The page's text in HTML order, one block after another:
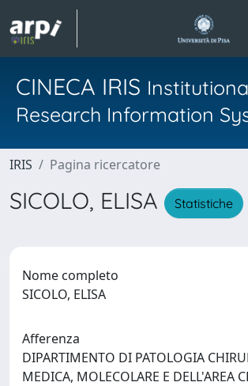
CINECA IRIS
Research Information
IRIS Pagina ricercatore
SICOLO, ELISA Statistiche
Nome completo
SICOLO, ELISA
Afferenza
DIPARTIMENTO DI PATOLOGIA
MEDICA, MOLECOLARE E DELL'AREA